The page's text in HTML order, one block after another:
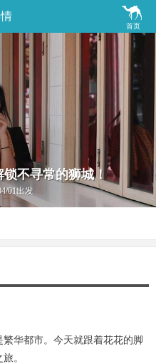

首页
不寻常的狮城！
01出发
华都市。今天就跟着花花的脚
。